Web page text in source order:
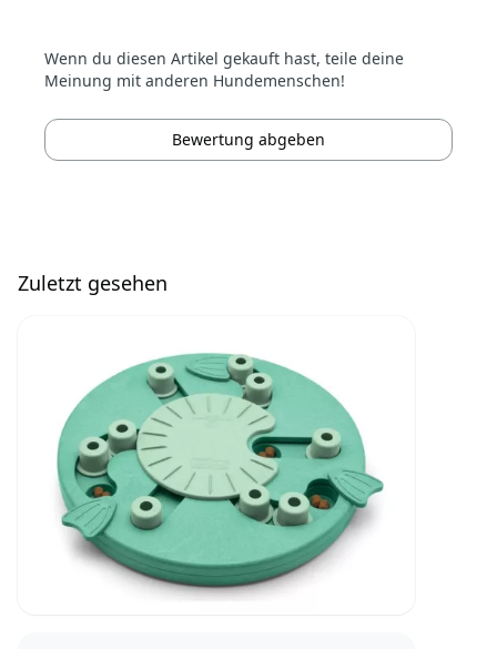
Wenn du diesen Artikel gekauft hast, teile deine
Meinung mit anderen Hundemenschen!
Bewertung abgeben
Zuletzt gesehen